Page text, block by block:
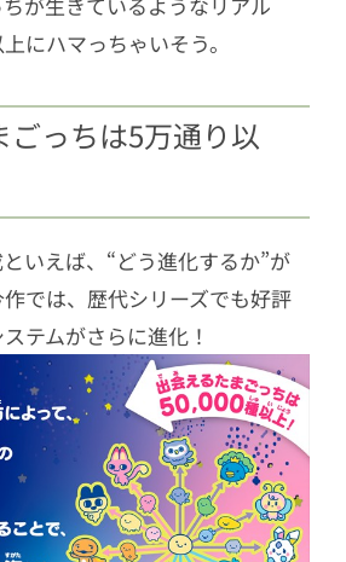
にハマっちゃいそう。
ごっちは5万通り以
いえば、“どう進化するか”が
では、歴代シリーズでも好評
テムがさらに進化！